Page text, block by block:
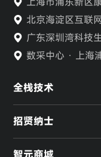
北京海淀区互联
广东深圳湾科技
数采中心 · 上海
全栈技术
招贤纳士